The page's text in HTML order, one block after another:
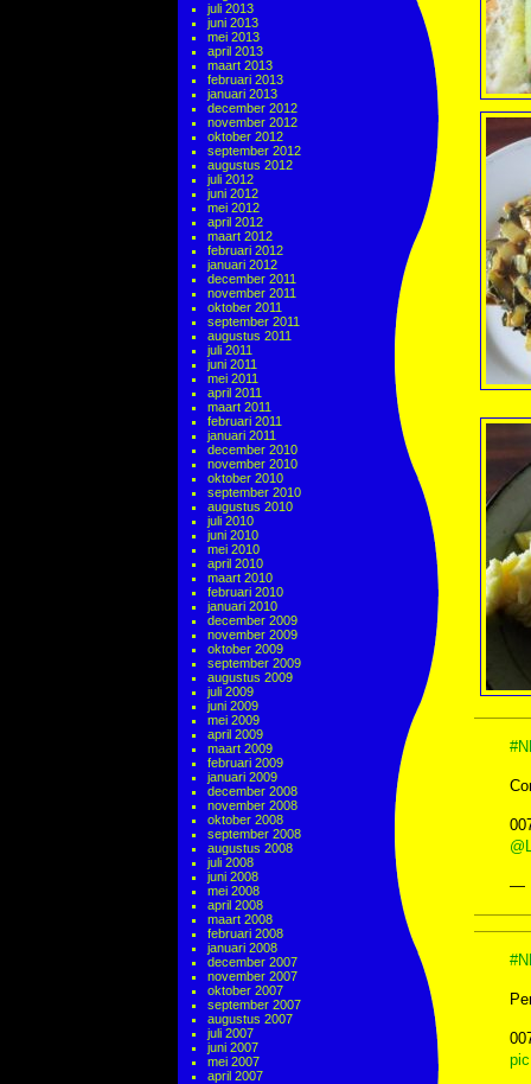
juli 2013
juni 2013
mei 2013
april 2013
maart 2013
februari 2013
januari 2013
december 2012
november 2012
oktober 2012
september 2012
augustus 2012
juli 2012
juni 2012
mei 2012
april 2012
maart 2012
februari 2012
januari 2012
december 2011
november 2011
oktober 2011
september 2011
augustus 2011
juli 2011
juni 2011
mei 2011
april 2011
maart 2011
februari 2011
januari 2011
december 2010
november 2010
oktober 2010
september 2010
augustus 2010
juli 2010
juni 2010
mei 2010
april 2010
maart 2010
februari 2010
januari 2010
december 2009
november 2009
oktober 2009
september 2009
augustus 2009
juli 2009
juni 2009
mei 2009
april 2009
maart 2009
februari 2009
januari 2009
december 2008
november 2008
oktober 2008
september 2008
augustus 2008
juli 2008
juni 2008
mei 2008
april 2008
maart 2008
februari 2008
januari 2008
december 2007
november 2007
oktober 2007
september 2007
augustus 2007
juli 2007
juni 2007
mei 2007
april 2007
—